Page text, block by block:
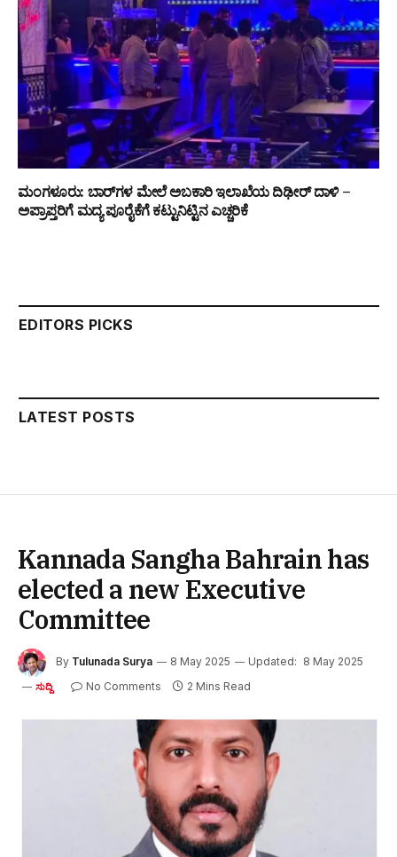
ಮಂಗಳೂರು: ಬಾರ್‌ಗಳ ಮೇಲೆ ಅಬಕಾರಿ ಇಲಾಖೆಯ ದಿಢೀರ್ ದಾಳಿ –
ಅಪ್ರಾಪ್ತರಿಗೆ ಮದ್ಯ ಪೂರೈಕೆಗೆ ಕಟ್ಟುನಿಟ್ಟಿನ ಎಚ್ಚರಿಕೆ
EDITORS PICKS
LATEST POSTS
Kannada Sangha Bahrain has
elected a new Executive
Committee
By Tulunada Surya 8 May 2025 Updated: 8 May 2025
ಸುದ್ದಿ No Comments 2 Mins Read